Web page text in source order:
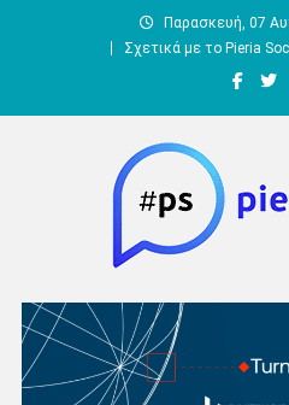
Παρασκευή, 07
Σχετικά με το Pieria
Pieria Social